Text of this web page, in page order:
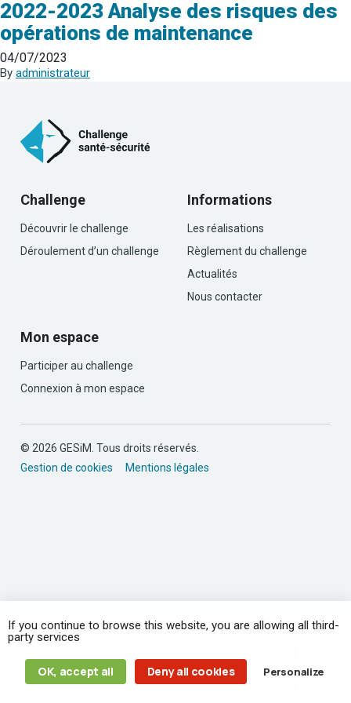
2022-2023 Analyse des risques des
opérations de maintenance
04/07/2023
By administrateur
Challenge
Découvrir le challenge
Déroulement d’un challenge
Informations
Les réalisations
Règlement du challenge
Actualités
Nous contacter
Mon espace
Participer au challenge
Connexion à mon espace
© 2026 GESiM. Tous droits réservés.
Gestion de cookies
Mentions légales
If you continue to browse this website, you are allowing all third-
party services
OK, accept all Deny all cookies Personalize